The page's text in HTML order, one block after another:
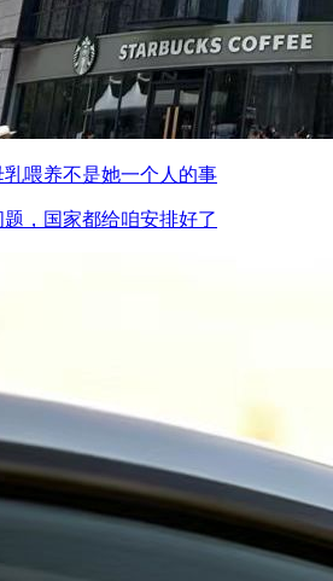
喂养不是她一个人的事
，国家都给咱安排好了